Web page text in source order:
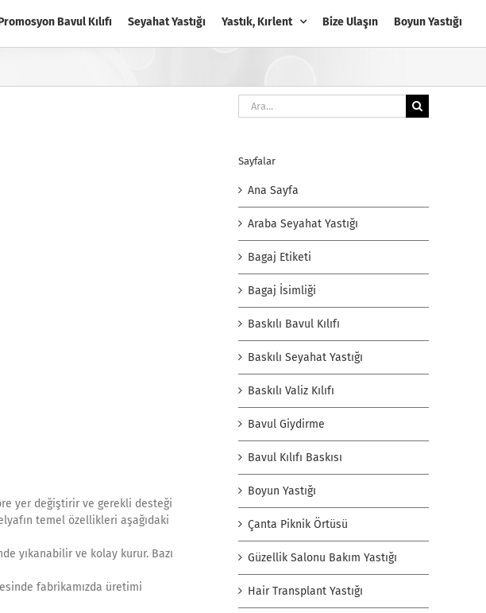
Bavul Kılıfı Seyahat Yastığı Yastık, Kırlent Bize Ulaşın Boyun Yastığı
yer değiştirir ve gerekli desteği
temel özellikleri aşağıdaki
yıkanabilir ve kolay kurur. Bazı
fabrikamızda üretimi
Ara:
Sayfalar
Ana Sayfa
Araba Seyahat Yastığı
Bagaj Etiketi
Bagaj İsimliği
Baskılı Bavul Kılıfı
Baskılı Seyahat Yastığı
Baskılı Valiz Kılıfı
Bavul Giydirme
Bavul Kılıfı Baskısı
Boyun Yastığı
Çanta Piknik Örtüsü
Güzellik Salonu Bakım Yastığı
Hair Transplant Yastığı